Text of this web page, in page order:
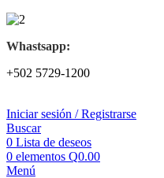
Whastsapp:
+502 5729-1200
Iniciar sesión / Registrarse
Buscar
0 Lista de deseos
0 elementos Q0.00
Menú